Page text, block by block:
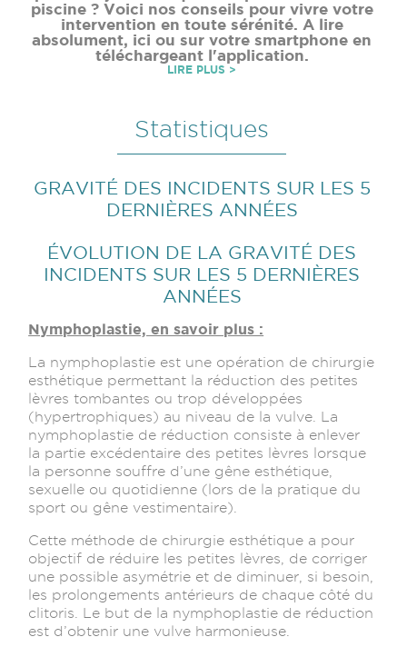
piscine ? Voici nos conseils pour vivre votre
intervention en toute sérénité. A lire
absolument, ici ou sur votre smartphone en
téléchargeant l'application.
LIRE PLUS >
Statistiques
GRAVITÉ DES INCIDENTS SUR LES 5
DERNIÈRES ANNÉES
ÉVOLUTION DE LA GRAVITÉ DES
INCIDENTS SUR LES 5 DERNIÈRES
ANNÉES
Nymphoplastie, en savoir plus :
La nymphoplastie est une opération de chirurgie
esthétique permettant la réduction des petites
lèvres tombantes ou trop développées
(hypertrophiques) au niveau de la vulve. La
nymphoplastie de réduction consiste à enlever
la partie excédentaire des petites lèvres lorsque
la personne souffre d’une gêne esthétique,
sexuelle ou quotidienne (lors de la pratique du
sport ou gêne vestimentaire).
Cette méthode de chirurgie esthétique a pour
objectif de réduire les petites lèvres, de corriger
une possible asymétrie et de diminuer, si besoin,
les prolongements antérieurs de chaque côté du
clitoris. Le but de la nymphoplastie de réduction
est d’obtenir une vulve harmonieuse.